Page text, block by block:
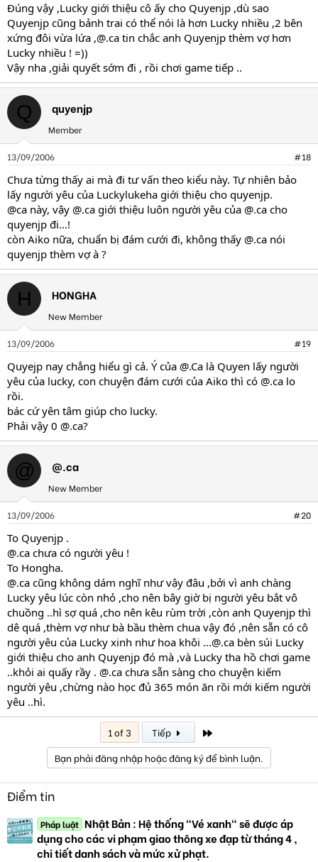
Đúng vậy ,Lucky giới thiệu cô ấy cho Quyenjp ,dù sao
Quyenjp cũng bảnh trai có thể nói là hơn Lucky nhiều ,2 bên
xứng đôi vừa lứa ,@.ca tin chắc anh Quyenjp thèm vợ hơn
Lucky nhiều ! =))
Vậy nha ,giải quyết sớm đi , rồi chơi game tiếp ..
Q quyenjp
Member
13/09/2006 #18
Chưa từng thấy ai mà đi tư vấn theo kiểu này. Tự nhiên bảo
lấy người yêu của Luckylukeha giới thiệu cho quyenjp.
@ca này, vậy @.ca giới thiệu luôn người yêu của @.ca cho
quyenjp đi...!
còn Aiko nữa, chuẩn bị đám cưới đi, không thấy @.ca nói
quyenjp thèm vợ à ?
H HONGHA
New Member
13/09/2006 #19
Quyejp nay chẳng hiểu gì cả. Ý của @.Ca là Quyen lấy người
yêu của lucky, con chuyện đám cưới của Aiko thì có @.ca lo
rồi.
bác cứ yên tâm giúp cho lucky.
Phải vậy 0 @.ca?
@ @.ca
New Member
13/09/2006 #20
To Quyenjp .
@.ca chưa có người yêu !
To Hongha.
@.ca cũng không dám nghĩ như vậy đâu ,bởi vì anh chàng
Lucky yêu lúc còn nhỏ ,cho nên bây giờ bị người yêu bắt vô
chuồng ..hì sợ quá ,cho nên kêu rùm trời ,còn anh Quyenjp thì
dê quá ,thèm vợ như bà bầu thèm chua vậy đó ,nên sẵn có cô
người yêu của Lucky xinh như hoa khôi ...@.ca bèn súi Lucky
giới thiệu cho anh Quyenjp đó mà ,và Lucky tha hồ chơi game
..khỏi ai quấy rầy . @.ca chưa sẵn sàng cho chuyện kiếm
người yêu ,chừng nào học đủ 365 món ăn rồi mới kiếm người
yêu ..hì.
1 of 3 Tiếp
Bạn phải đăng nhập hoặc đăng ký để bình luận.
Điểm tin
Pháp luật Nhật Bản : Hệ thống "Vé xanh" sẽ được áp
dụng cho các vi phạm giao thông xe đạp từ tháng 4 ,
chi tiết danh sách và mức xử phạt.